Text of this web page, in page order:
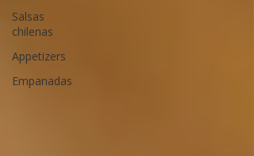
Salsas
chilenas
Appetizers
Empanadas